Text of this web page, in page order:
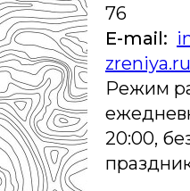
76
E-mail:
zreniya.ru
Режим
20:00,